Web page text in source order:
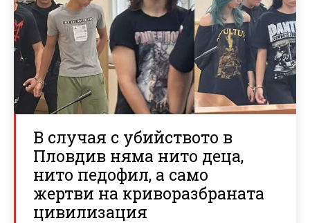
В случая с убийството в
Пловдив няма нито деца,
нито педофил, а само
жертви на криворазбраната
цивилизация